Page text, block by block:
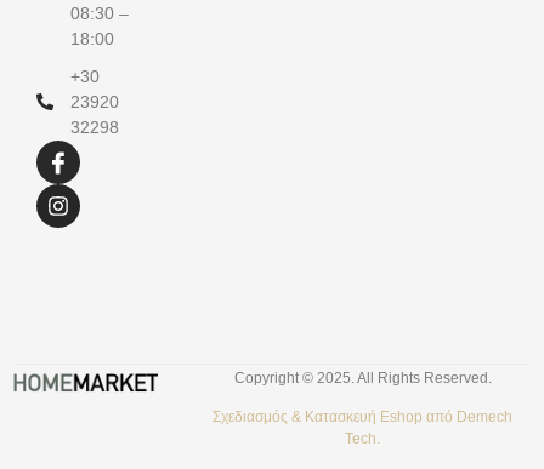
08:30 –
18:00
+30
23920
32298
Copyright © 2025. All Rights Reserved.
Σχεδιασμός & Κατασκευή Eshop από Demech
Tech.